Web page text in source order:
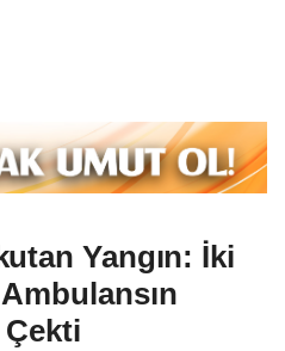
Yangın: İki
Çekti